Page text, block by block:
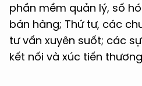
phần mềm quản lý, số
bán hàng; Thứ tư, các
tư vấn xuyên suốt; các
kết nối và xúc tiến